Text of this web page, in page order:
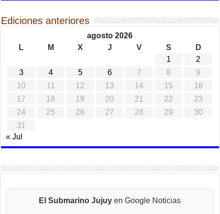
Ediciones anteriores
agosto 2026
L
M X J V S
D
1
2
3
4 5 6 7 8
9
10
11 12 13 14 15
16
17
18 19 20 21 22
23
24
25 26 27 28 29
30
31
« Jul
El Submarino Jujuy en Google Noticias